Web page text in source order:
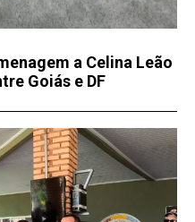
a Celina Leão
Goiás e DF